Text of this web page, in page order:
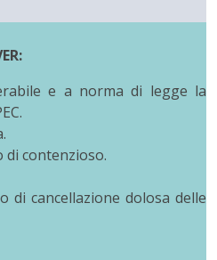
e a norma di legge la
di contenzioso.
di cancellazione dolosa delle